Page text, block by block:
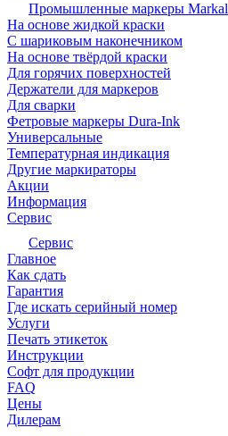
Промышленные маркеры Markal
На основе жидкой краски
С шариковым наконечником
На основе твёрдой краски
Для горячих поверхностей
Держатели для маркеров
Для сварки
Фетровые маркеры Dura-Ink
Универсальные
Температурная индикация
Другие маркираторы
Акции
Информация
Сервис
Сервис
Главное
Как сдать
Гарантия
Где искать серийный номер
Услуги
Печать этикеток
Инструкции
Софт для продукции
FAQ
Цены
Дилерам